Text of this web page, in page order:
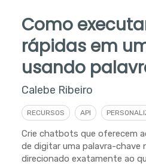
Como
rápidas em
usando
Calebe Ribeiro
RECURSOS API
Crie chatbots que oferecem
de digitar uma palavra-chave
direcionado exatamente ao